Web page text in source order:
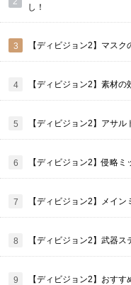
し！
【ディビジョン2】マス
【ディビジョン2】素材
【ディビジョン2】アサ
【ディビジョン2】侵略
【ディビジョン2】メイ
【ディビジョン2】武器ス
【ディビジョン2】おす